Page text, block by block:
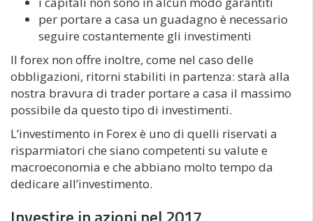
per portare a casa un guadagno è necessario
seguire costantemente gli investimenti
Il forex non offre inoltre, come nel caso delle
obbligazioni, ritorni stabiliti in partenza: starà alla
nostra bravura di trader portare a casa il massimo
possibile da questo tipo di investimenti.
L’investimento in Forex è uno di quelli riservati a
risparmiatori che siano competenti su valute e
macroeconomia e che abbiano molto tempo da
dedicare all’investimento.